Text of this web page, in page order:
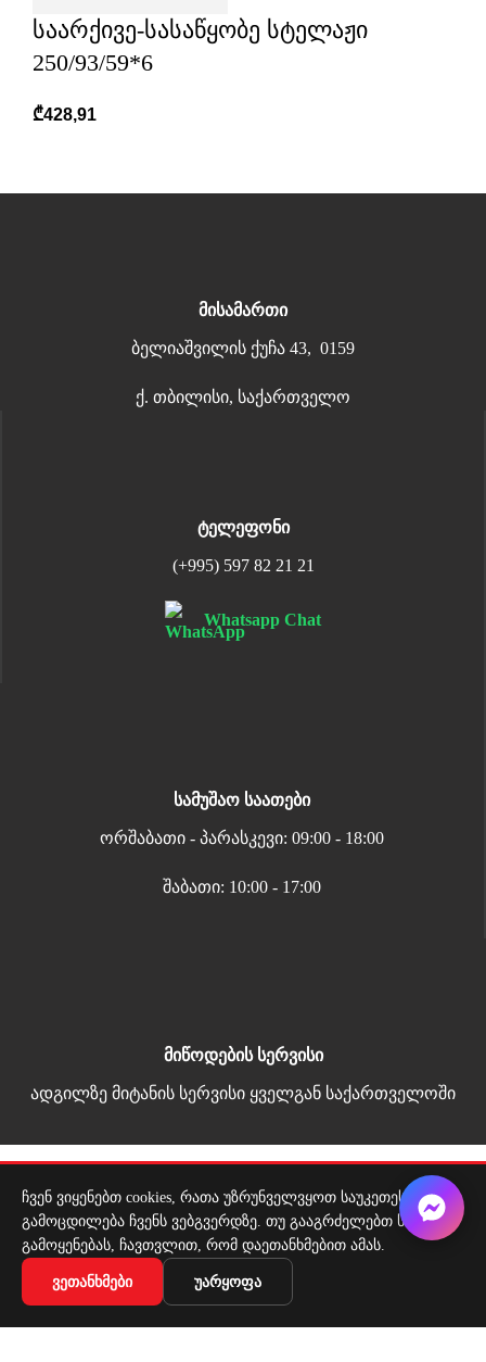
საარქივე-სასაწყობე სტელაჟი
250/93/59*6
₾428,91
მისამართი
ბელიაშვილის ქუჩა 43, 0159
ქ. თბილისი, საქართველო
ტელეფონი
(+995) 597 82 21 21
Whatsapp Chat
სამუშაო საათები
ორშაბათი - პარასკევი: 09:00 - 18:00
შაბათი: 10:00 - 17:00
მიწოდების სერვისი
ადგილზე მიტანის სერვისი ყველგან საქართველოში
მარტივი გადახდა
სწორი კრონშტეინი
₾15,15
ჩვენ ვიყენებთ cookies, რათა უზრუნველვყოთ საუკეთესო
გამოცდილება ჩვენს ვებგვერდზე. თუ გააგრძელებთ საიტის
გამოყენებას, ჩავთვლით, რომ დაეთანხმებით ამას.
ᲕᲔᲗᲐᲜᲮᲛᲔᲑᲘ ᲣᲐᲠᲧᲝᲤᲐ